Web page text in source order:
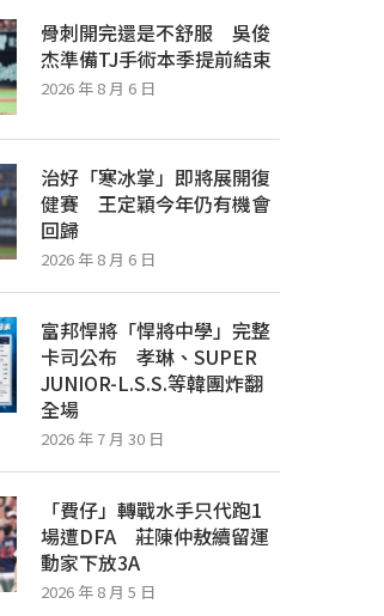
李超欣賞學習：
一樣
5 日
「森林王子」張泰山號召為
中職人氣啦啦隊齊跳〈肌
骨刺開完還是不舒服 吳俊
杰準備TJ手術本季提前結束
2026 年 8 月 6 日
治好「寒冰掌」即將展開復
健賽 王定穎今年仍有機會
回歸
2026 年 8 月 6 日
富邦悍將「悍將中學」完整
卡司公布 孝琳、SUPER
JUNIOR-L.S.S.等韓團炸翻
全場
2026 年 7 月 30 日
「費仔」轉戰水手只代跑1
場遭DFA 莊陳仲敖續留運
動家下放3A
2026 年 8 月 5 日